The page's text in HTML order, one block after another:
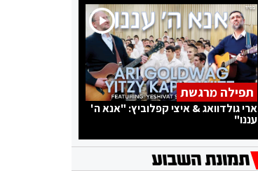
תפילה מרגשת
ארי גולדוואג & איצי קפלוביץ: "אנא ה'
עננו"